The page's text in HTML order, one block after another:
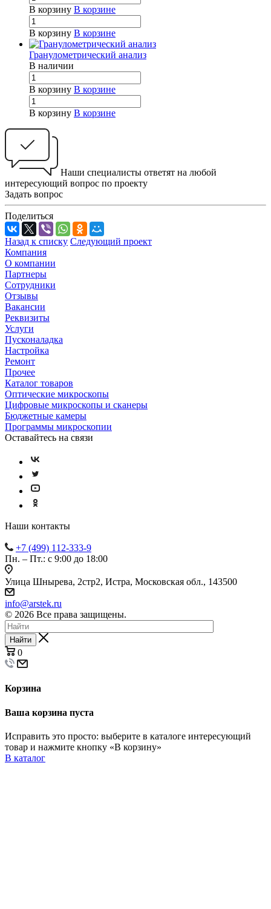
В корзину В корзине
В корзину В корзине
Гранулометрический анализ
В наличии
В корзину В корзине
В корзину В корзине
Наши специалисты ответят на любой
интересующий вопрос по проекту
Задать вопрос
Поделиться
Назад к списку Следующий проект
Компания
О компании
Партнеры
Сотрудники
Отзывы
Вакансии
Реквизиты
Услуги
Пусконаладка
Настройка
Ремонт
Прочее
Каталог товаров
Оптические микроскопы
Цифровые микроскопы и сканеры
Бюджетные камеры
Программы микроскопии
Оставайтесь на связи
Наши контакты
+7 (499) 112-333-9
Пн. – Пт.: с 9:00 до 18:00
Улица Шнырева, 2стр2, Истра, Московская обл., 143500
info@arstek.ru
© 2026 Все права защищены.
Найти
0
Корзина
Ваша корзина пуста
Исправить это просто: выберите в каталоге интересующий
товар и нажмите кнопку «В корзину»
В каталог